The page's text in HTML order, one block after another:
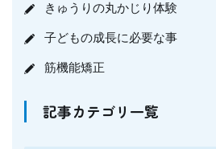
きゅうりの丸かじり体験
子どもの成長に必要な事
筋機能矯正
記事カテゴリ一覧